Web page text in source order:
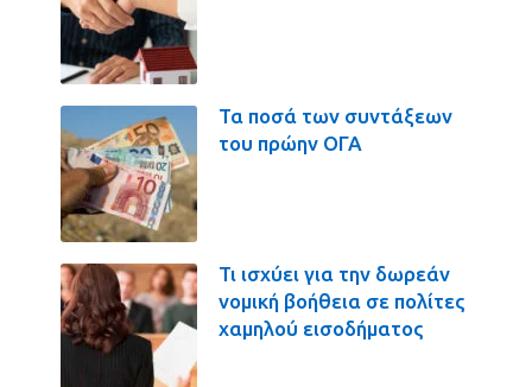
Τα ποσά των συντάξεων
του πρώην ΟΓΑ
Τι ισχύει για την δωρεάν
νομική βοήθεια σε πολίτες
χαμηλού εισοδήματος